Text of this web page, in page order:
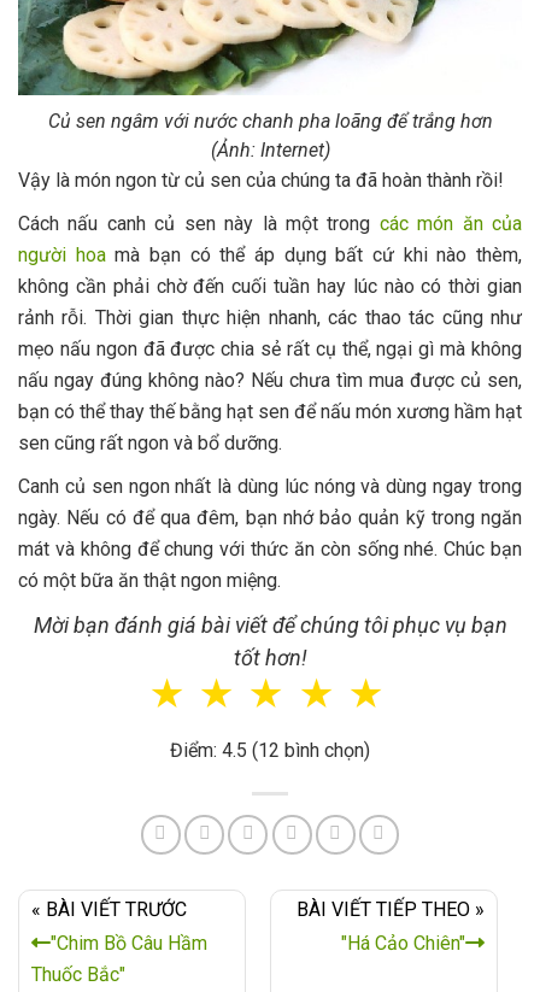
Củ sen ngâm với nước chanh pha loãng để trắng hơn
(Ảnh: Internet)
Vậy là món ngon từ củ sen của chúng ta đã hoàn thành rồi!
Cách nấu canh củ sen này là một trong các món ăn của
người hoamà bạn có thể áp dụng bất cứ khi nào thèm,
không cần phải chờ đến cuối tuần hay lúc nào có thời gian
rảnh rỗi. Thời gian thực hiện nhanh, các thao tác cũng như
mẹo nấu ngon đã được chia sẻ rất cụ thể, ngại gì mà không
nấu ngay đúng không nào? Nếu chưa tìm mua được củ sen,
bạn có thể thay thế bằng hạt sen để nấu món xương hầm hạt
sen cũng rất ngon và bổ dưỡng.
Canh củ sen ngon nhất là dùng lúc nóng và dùng ngay trong
ngày. Nếu có để qua đêm, bạn nhớ bảo quản kỹ trong ngăn
mát và không để chung với thức ăn còn sống nhé. Chúc bạn
có một bữa ăn thật ngon miệng.
Mời bạn đánh giá bài viết để chúng tôi phục vụ bạn
tốt hơn!
☆
☆
☆
☆
☆
Điểm: 4.5 (12 bình chọn)
« BÀI VIẾT TRƯỚC
"Chim Bồ Câu Hầm
Thuốc Bắc"
BÀI VIẾT TIẾP THEO »
"Há Cảo Chiên"